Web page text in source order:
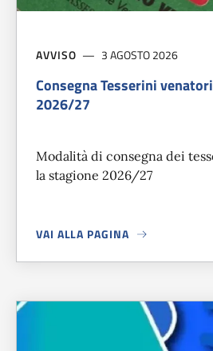
AVVISO 3 AGOSTO 2026
Consegna Tesserini
2026/27
Modalità di consegna dei
la stagione 2026/27
VAI ALLA PAGINA
A PROPOSITO DICONSEGNA